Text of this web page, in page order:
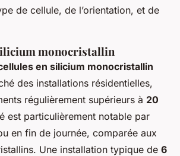
de cellule, de l’orientation, et de
monocristallin
en silicium monocristallin
des installations résidentielles,
régulièrement supérieurs à 20
est particulièrement notable par
en fin de journée, comparée aux
Une installation typique de 6